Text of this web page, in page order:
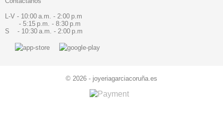
L-V - 10:00 a.m. - 2:00 p.m
- 5:15 p.m. - 8:30 p.m
S - 10:30 a.m. - 2:00 p.m
© 2026 - joyeriagarciacoruña.es